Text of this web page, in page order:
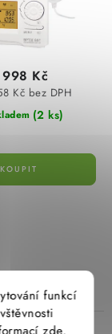
funkcí
(2 ks)
Kč bez DPH
Kč